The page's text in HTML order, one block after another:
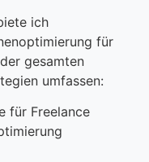
ich
für
gesamten
umfassen:
für Freelance